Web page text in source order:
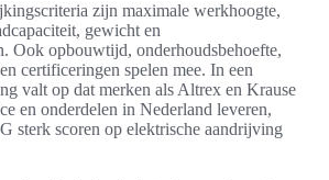
zijn maximale werkhoogte,
gewicht en
Ook opbouwtijd, onderhoudsbehoefte,
certificeringen spelen mee. In een
valt op dat merken als Altrex en Krause
en onderdelen in Nederland leveren,
sterk scoren op elektrische aandrijving